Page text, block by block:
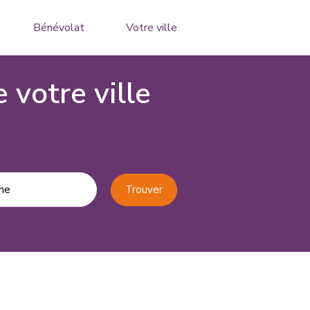
Bénévolat Votre ville
votre ville
Trouver